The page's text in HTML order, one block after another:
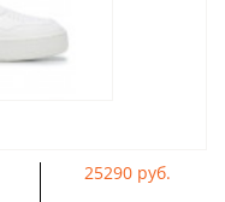
25290 руб.